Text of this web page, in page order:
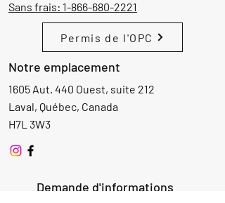
Sans frais: 1-866-680-2221
Permis de l'OPC
Notre emplacement
1605 Aut. 440 Ouest, suite 212
Laval, Québec, Canada
H7L 3W3
Demande d'informations